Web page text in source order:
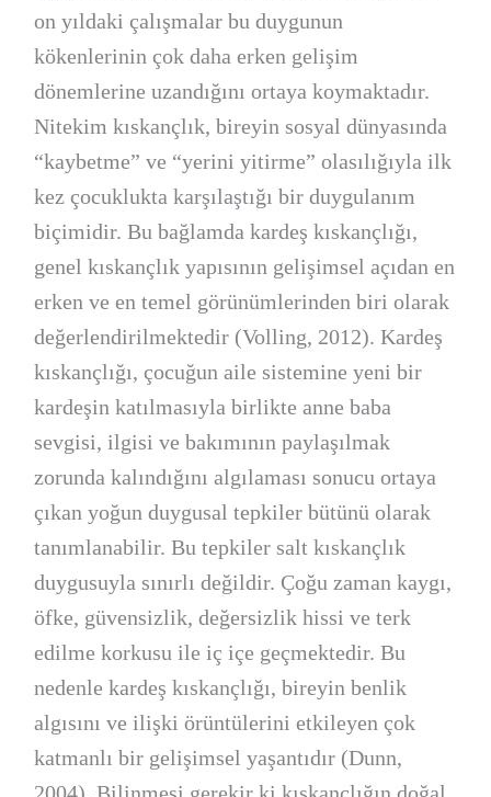
on yıldaki çalışmalar bu duygunun
kökenlerinin çok daha erken gelişim
dönemlerine uzandığını ortaya koymaktadır.
Nitekim kıskançlık, bireyin sosyal dünyasında
“kaybetme” ve “yerini yitirme” olasılığıyla ilk
kez çocuklukta karşılaştığı bir duygulanım
biçimidir. Bu bağlamda kardeş kıskançlığı,
genel kıskançlık yapısının gelişimsel açıdan en
erken ve en temel görünümlerinden biri olarak
değerlendirilmektedir (Volling, 2012). Kardeş
kıskançlığı, çocuğun aile sistemine yeni bir
kardeşin katılmasıyla birlikte anne baba
sevgisi, ilgisi ve bakımının paylaşılmak
zorunda kalındığını algılaması sonucu ortaya
çıkan yoğun duygusal tepkiler bütünü olarak
tanımlanabilir. Bu tepkiler salt kıskançlık
duygusuyla sınırlı değildir. Çoğu zaman kaygı,
öfke, güvensizlik, değersizlik hissi ve terk
edilme korkusu ile iç içe geçmektedir. Bu
nedenle kardeş kıskançlığı, bireyin benlik
algısını ve ilişki örüntülerini etkileyen çok
katmanlı bir gelişimsel yaşantıdır (Dunn,